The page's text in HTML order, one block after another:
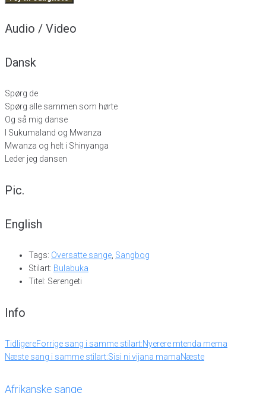
Audio / Video
Dansk
Spørg de
Spørg alle sammen som hørte
Og så mig danse
I Sukumaland og Mwanza
Mwanza og helt i Shinyanga
Leder jeg dansen
Pic.
English
Tags: Oversatte sange, Sangbog
Stilart: Bulabuka
Titel: Serengeti
Info
TidligereForrige sang i samme stilart:Nyerere mtenda mema
Næste sang i samme stilart:Sisi ni vijana mamaNæste
Afrikanske sange